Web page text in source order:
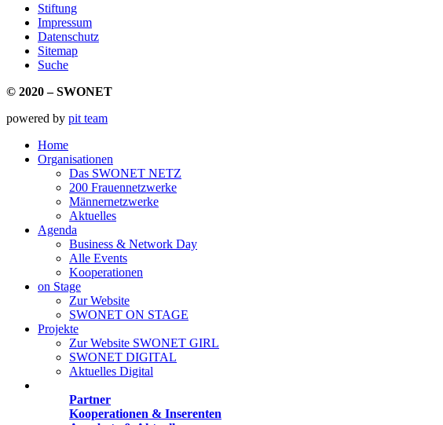
Stiftung
Impressum
Datenschutz
Sitemap
Suche
© 2020 – SWONET
powered by pit team
Home
Organisationen
Das SWONET NETZ
200 Frauen­netzwerke
Männernetzwerke
Aktuelles
Agenda
Business & Network Day
Alle Events
Kooperationen
on Stage
Zur Website
SWONET ON STAGE
Projekte
Zur Website SWONET GIRL
SWONET DIGITAL
Aktuelles Digital
Partner
Kooperationen & Inserenten